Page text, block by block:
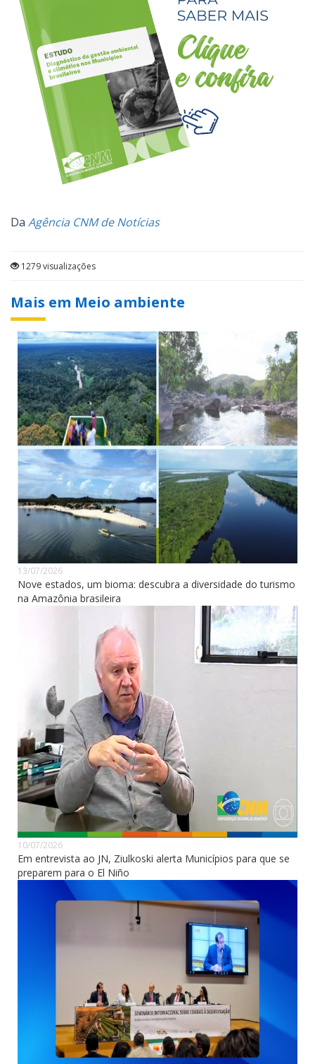
Da Agência CNM de Notícias
1279 visualizações
Mais em Meio ambiente
13/07/2026
Nove estados, um bioma: descubra a diversidade do turismo
na Amazônia brasileira
10/07/2026
Em entrevista ao JN, Ziulkoski alerta Municípios para que se
preparem para o El Niño